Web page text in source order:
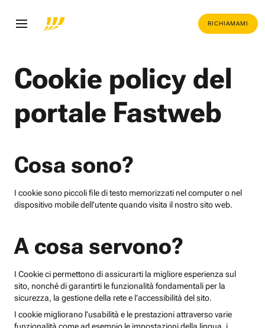
RICHIAMAMI
Cookie policy del
portale Fastweb
Cosa sono?
I cookie sono piccoli file di testo memorizzati nel computer o nel
dispositivo mobile dell'utente quando visita il nostro sito web.
A cosa servono?
I Cookie ci permettono di assicurarti la migliore esperienza sul
sito, nonché di garantirti le funzionalità fondamentali per la
sicurezza, la gestione della rete e l’accessibilità del sito.
I cookie migliorano l’usabilità e le prestazioni attraverso varie